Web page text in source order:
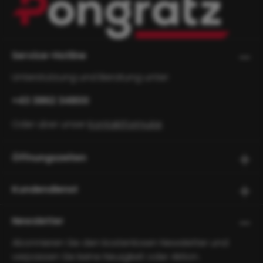
Service-Hotline
+43 3862 34800
Kontaktformular
Öffnungszeiten
Kundendienst
Newsletter